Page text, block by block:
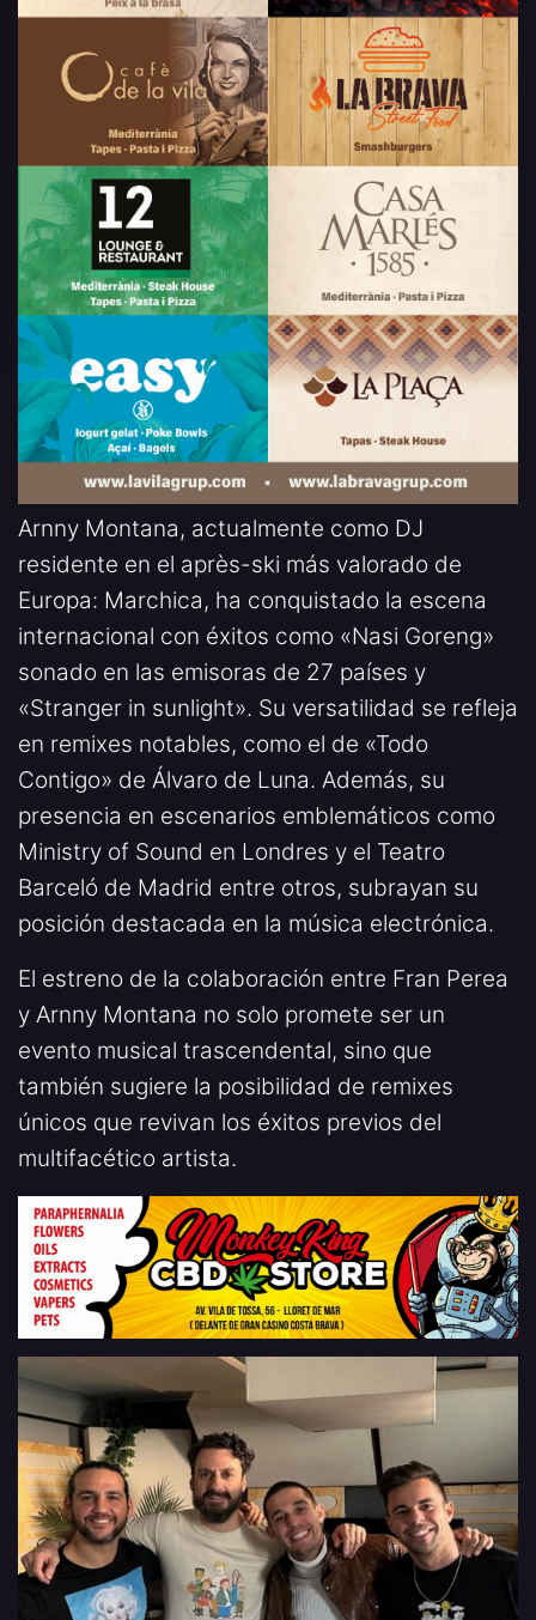
Arnny Montana, actualmente como DJ
residente en el après-ski más valorado de
Europa: Marchica, ha conquistado la escena
internacional con éxitos como «Nasi Goreng»
sonado en las emisoras de 27 países y
«Stranger in sunlight». Su versatilidad se refleja
en remixes notables, como el de «Todo
Contigo» de Álvaro de Luna. Además, su
presencia en escenarios emblemáticos como
Ministry of Sound en Londres y el Teatro
Barceló de Madrid entre otros, subrayan su
posición destacada en la música electrónica.
El estreno de la colaboración entre Fran Perea
y Arnny Montana no solo promete ser un
evento musical trascendental, sino que
también sugiere la posibilidad de remixes
únicos que revivan los éxitos previos del
multifacético artista.